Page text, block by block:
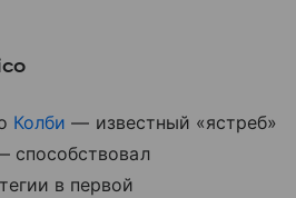
Колби — известный «ястреб»
способствовал
в первой